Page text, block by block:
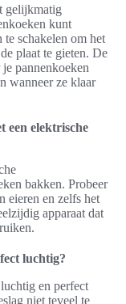
gelijkmatig
kunt
te schakelen om het
plaat te gieten. De
pannenkoeken
wanneer ze klaar
een elektrische
bakken. Probeer
eieren en zelfs het
apparaat dat
luchtig?
en perfect
niet teveel te